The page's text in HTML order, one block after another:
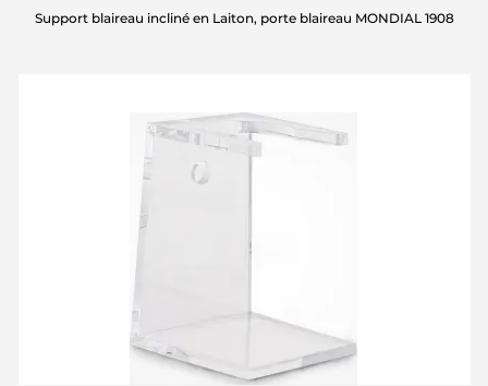
Support blaireau incliné en Laiton, porte blaireau MONDIAL 1908